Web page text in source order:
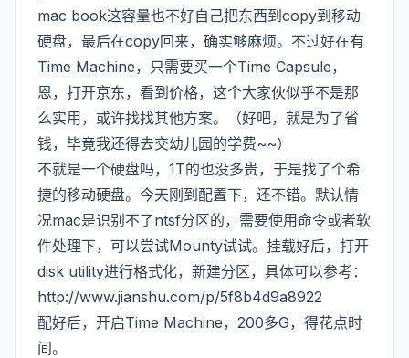
mac book这容量也不好自己把东西到copy到移动
硬盘，最后在copy回来，确实够麻烦。不过好在有
Time Machine，只需要买一个Time Capsule，
恩，打开京东，看到价格，这个大家伙似乎不是那
么实用，或许找找其他方案。（好吧，就是为了省
钱，毕竟我还得去交幼儿园的学费~~）
不就是一个硬盘吗，1T的也没多贵，于是找了个希
捷的移动硬盘。今天刚到配置下，还不错。默认情
况mac是识别不了ntsf分区的，需要使用命令或者软
件处理下，可以尝试Mounty试试。挂载好后，打开
disk utility进行格式化，新建分区，具体可以参考：
http://www.jianshu.com/p/5f8b4d9a8922
配好后，开启Time Machine，200多G，得花点时
间。